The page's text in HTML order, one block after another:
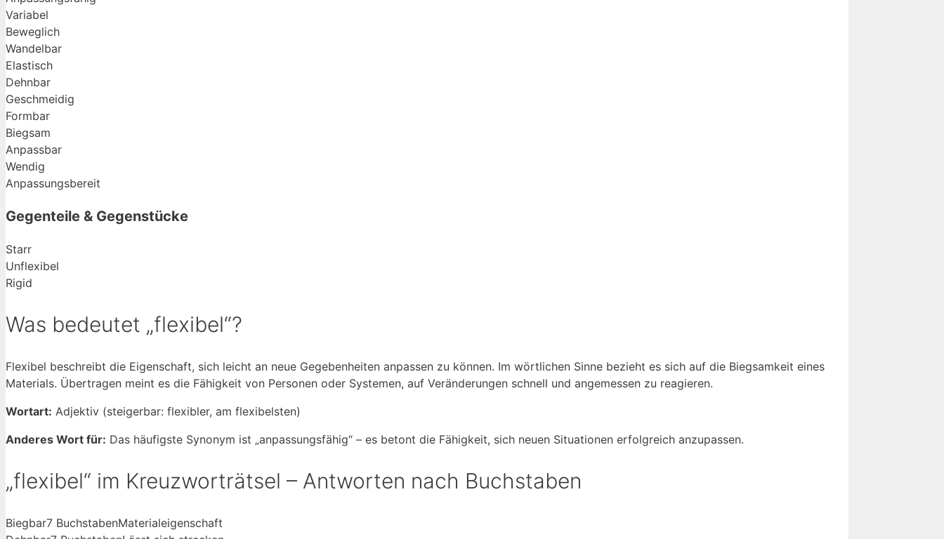
Variabel
Beweglich
Wandelbar
Elastisch
Dehnbar
Geschmeidig
Formbar
Biegsam
Anpassbar
Wendig
Anpassungsbereit
Gegenteile & Gegenstücke
Starr
Unflexibel
Rigid
Was bedeutet „flexibel“?
Flexibel beschreibt die Eigenschaft, sich leicht an neue Gegebenheiten anpassen zu können. Im wörtlichen Sinne bezieht es sich auf die Biegsamkeit eines
Materials. Übertragen meint es die Fähigkeit von Personen oder Systemen, auf Veränderungen schnell und angemessen zu reagieren.
Wortart: Adjektiv (steigerbar: flexibler, am flexibelsten)
Anderes Wort für: Das häufigste Synonym ist „anpassungsfähig“ – es betont die Fähigkeit, sich neuen Situationen erfolgreich anzupassen.
„flexibel“ im Kreuzworträtsel – Antworten nach Buchstaben
Biegbar7 BuchstabenMaterialeigenschaft